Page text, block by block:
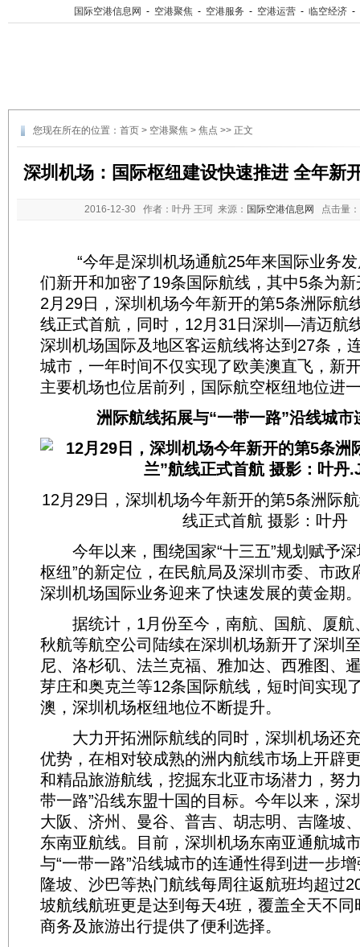
国际空港信息网 - 空港聚焦 - 空港服务 - 空港运营 - 临空经济 -
您现在所在的位置： 首页 > 空港聚焦 > 焦点 >> 正文
深圳机场：国际枢纽建设快速推进 全年新
2016-12-30 作者：叶丹 王珂 来源： 国际空港信息网 点击量：
“今年是深圳机场通航25年来国际业务发
们新开和加密了19条国际航线，其中5条为新
2月29日，深圳机场今年新开的第5条洲际航
线正式首航，同时，12月31日深圳—清迈航
深圳机场国际及地区客运航线将达到27条，
城市，一年时间不仅实现了欧美澳直飞，新
主要机场也位居前列，国际航空枢纽地位进
洲际航线拓展与“一带一路”沿线城市
12月29日，深圳机场今年新开的第5条洲际
线正式首航 摄影：叶丹
今年以来，围绕国家“十三五”规划赋予深
枢纽”的新定位，在民航局及深圳市委、市政
深圳机场国际业务迎来了快速发展的黄金期
据统计，1月份至今，南航、国航、厦航
秋航等航空公司陆续在深圳机场新开了深圳
尼、洛杉矶、法兰克福、雅加达、西雅图、
芽庄和奥克兰等12条国际航线，短时间实现
澳，深圳机场枢纽地位不断提升。
大力开拓洲际航线的同时，深圳机场还
优势，在相对较成熟的洲内航线市场上开辟
和精品旅游航线，挖掘东北亚市场潜力，努
带一路”沿线东盟十国的目标。今年以来，深
大阪、济州、曼谷、普吉、胡志明、吉隆坡
东南亚航线。目前，深圳机场东南亚通航城
与“一带一路”沿线城市的连通性得到进一步
隆坡、沙巴等热门航线每周往返航班均超过
坡航线航班更是达到每天4班，覆盖全天不
商务及旅游出行提供了便利选择。